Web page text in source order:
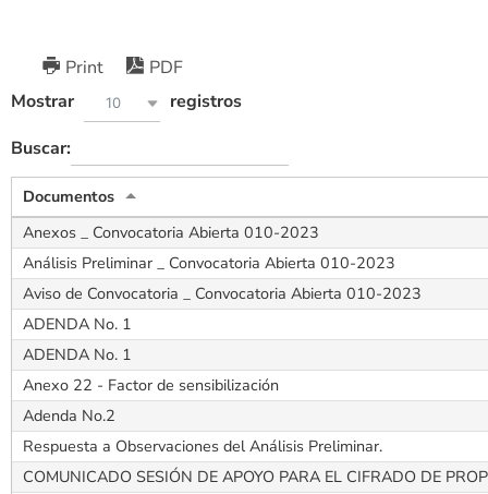
Print
PDF
Mostrar
10
registros
Buscar:
Documentos
Anexos _ Convocatoria Abierta 010-2023
Análisis Preliminar _ Convocatoria Abierta 010-2023
Aviso de Convocatoria _ Convocatoria Abierta 010-2023
ADENDA No. 1
ADENDA No. 1
Anexo 22 - Factor de sensibilización
Adenda No.2
Respuesta a Observaciones del Análisis Preliminar.
COMUNICADO SESIÓN DE APOYO PARA EL CIFRADO DE